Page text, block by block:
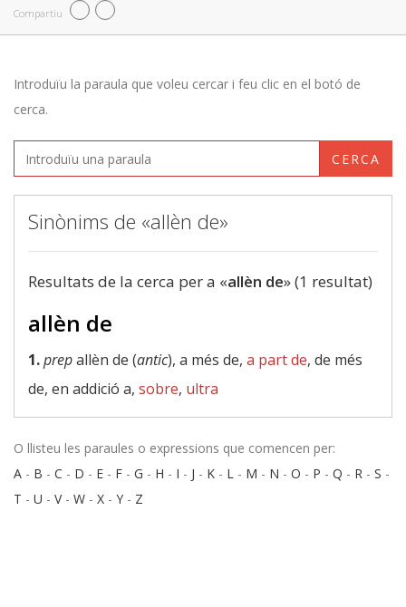
Compartiu
Introduïu la paraula que voleu cercar i feu clic en el botó de
cerca.
CERCA
Sinònims de «allèn de»
Resultats de la cerca per a «allèn de» (1 resultat)
allèn de
1.prepallèn de (antic), a més de, a part de, de més
de, en addició a, sobre, ultra
O llisteu les paraules o expressions que comencen per:
A - B - C - D - E - F - G - H - I - J - K - L - M - N - O - P - Q - R - S -
T - U - V- W - X - Y - Z